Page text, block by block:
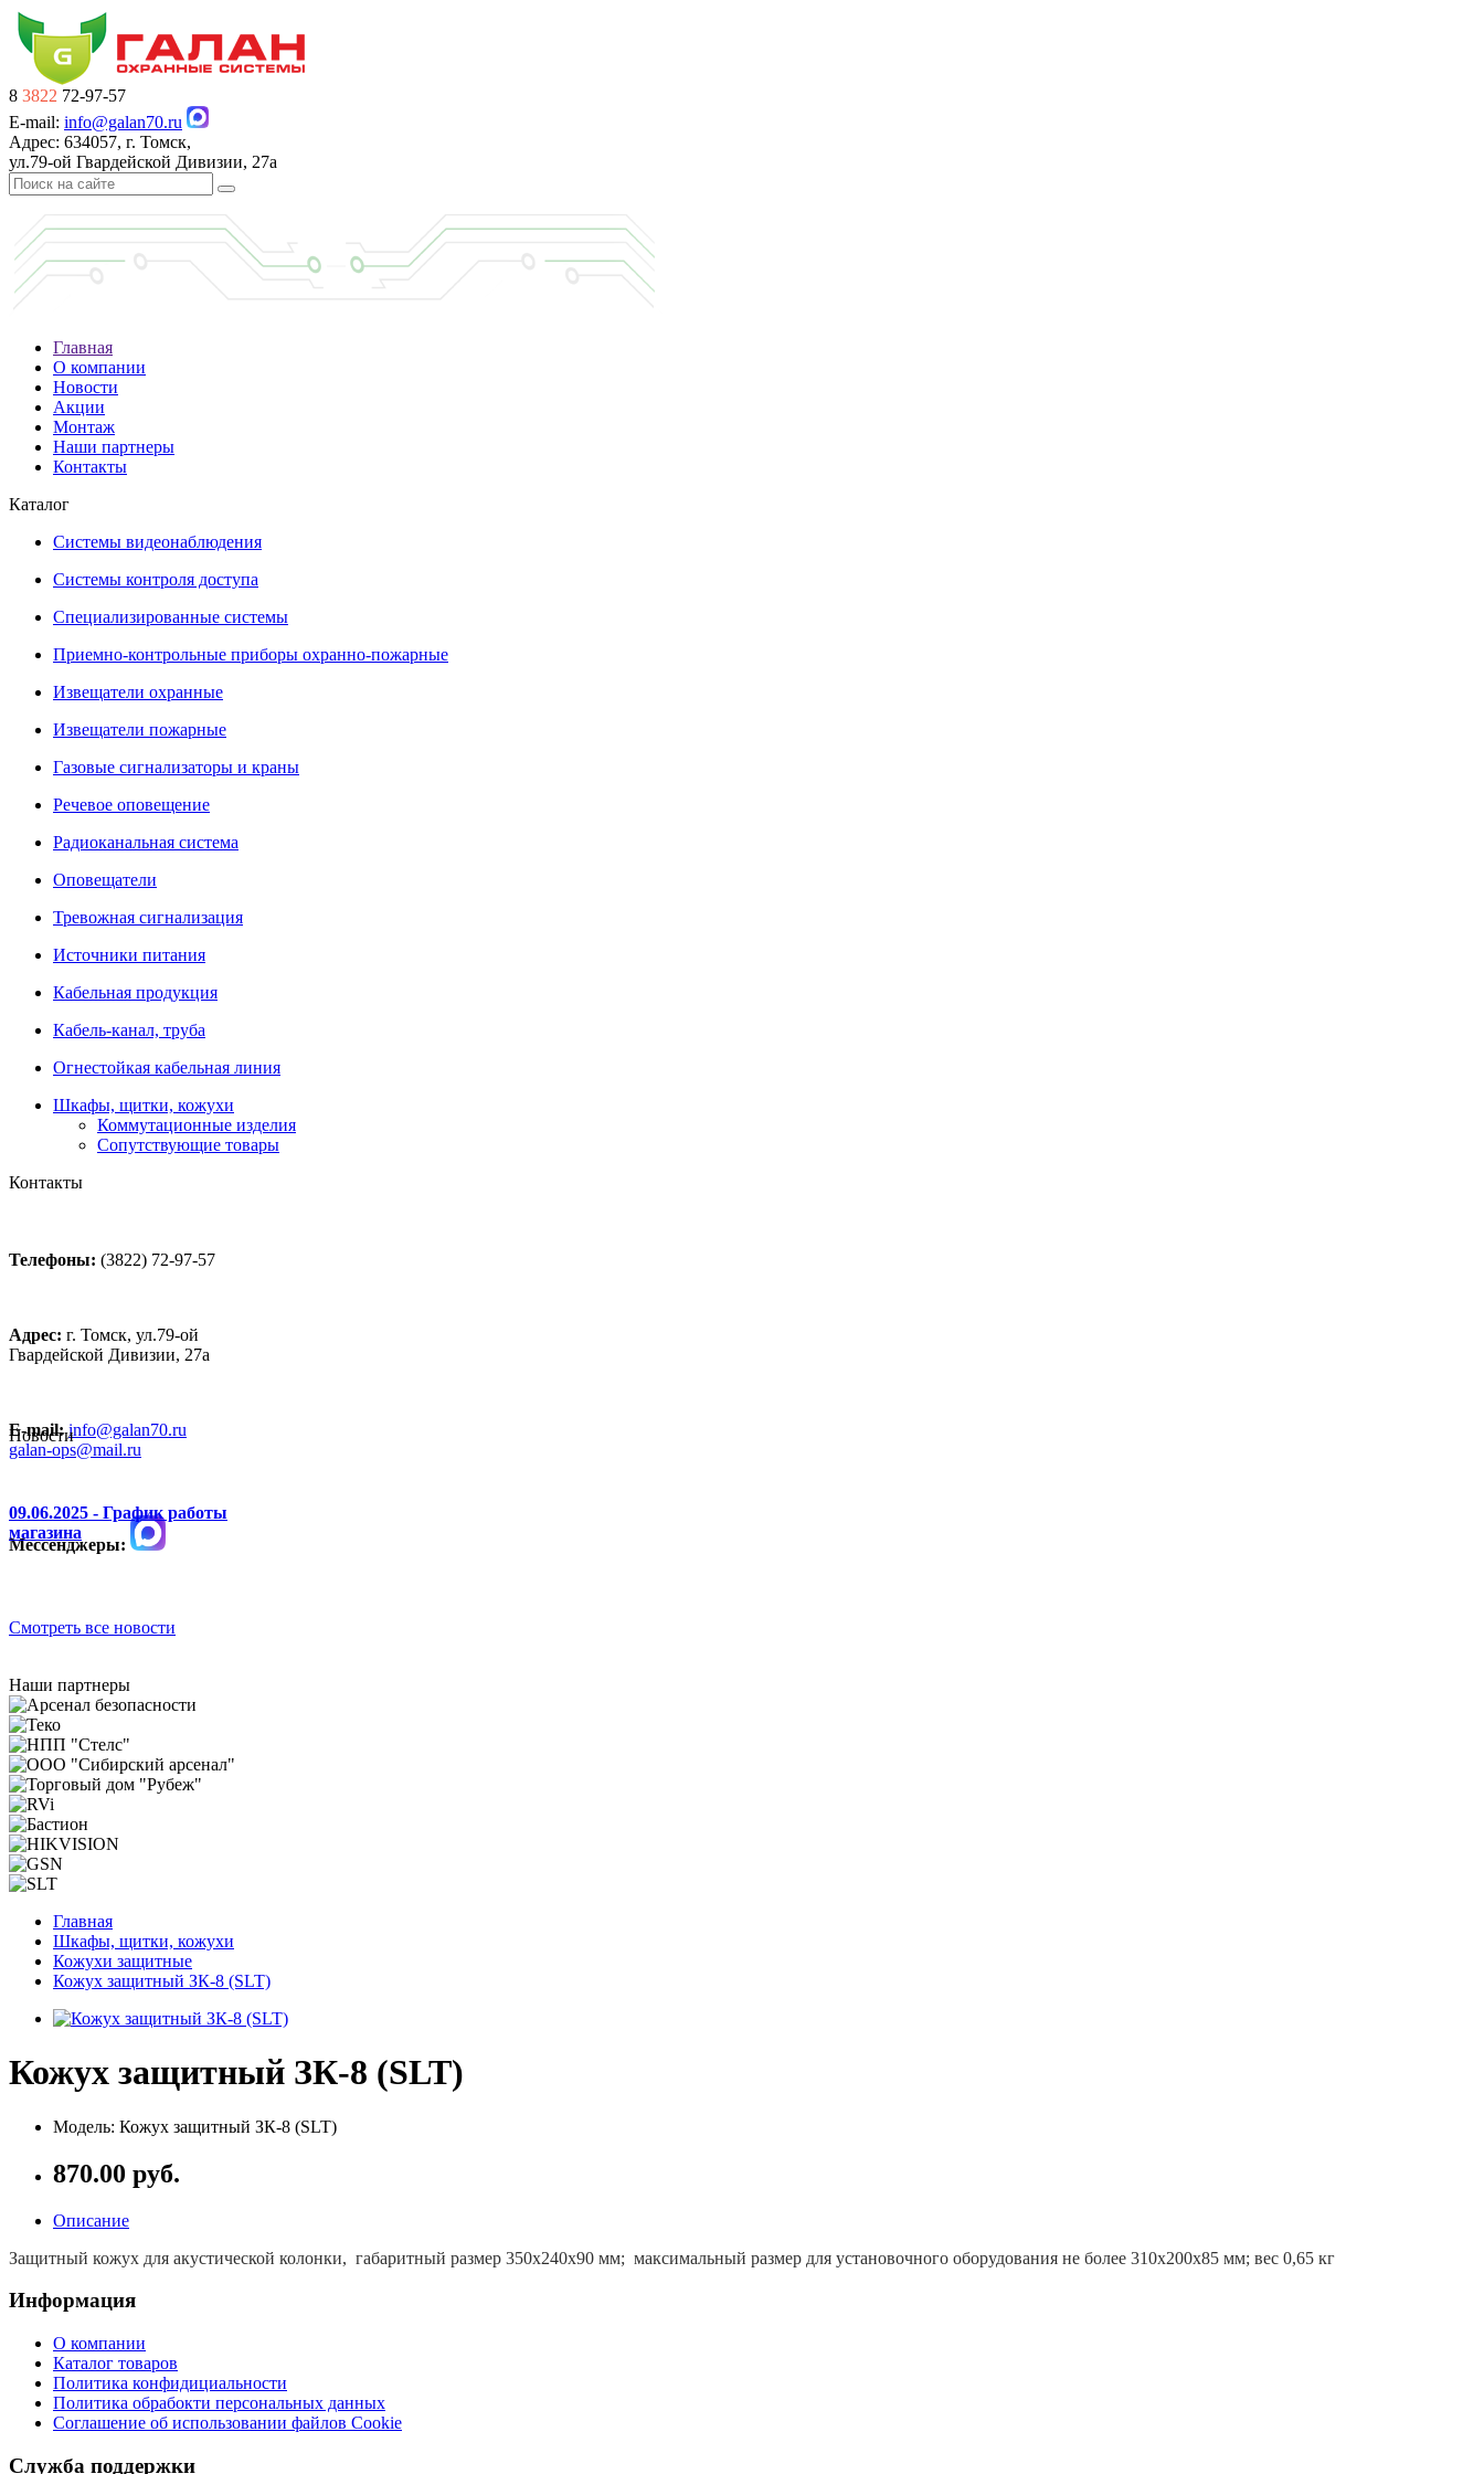
8 3822 72-97-57
E-mail: info@galan70.ru
Адрес: 634057, г. Томск,
ул.79-ой Гвардейской Дивизии, 27а
Главная
О компании
Новости
Акции
Монтаж
Наши партнеры
Контакты
Каталог
Системы видеонаблюдения
Системы контроля доступа
Специализированные системы
Приемно-контрольные приборы охранно-пожарные
Извещатели охранные
Извещатели пожарные
Газовые сигнализаторы и краны
Речевое оповещение
Радиоканальная система
Оповещатели
Тревожная сигнализация
Источники питания
Кабельная продукция
Кабель-канал, труба
Огнестойкая кабельная линия
Шкафы, щитки, кожухи
Коммутационные изделия
Сопутствующие товары
Контакты
Телефоны: (3822) 72-97-57
Адрес: г. Томск, ул.79-ой
Гвардейской Дивизии, 27а
E-mail: info@galan70.ru
galan-ops@mail.ru
Мессенджеры:
Новости
09.06.2025 - График работы
магазина
Смотреть все новости
Наши партнеры
Главная
Шкафы, щитки, кожухи
Кожухи защитные
Кожух защитный ЗК-8 (SLT)
Кожух защитный ЗК-8 (SLT)
Модель: Кожух защитный ЗК-8 (SLT)
870.00 руб.
Описание
Защитный кожух для акустической колонки, габаритный размер 350х240х90 мм; максимальный размер для установочного оборудования не более 310х200х85 мм; вес 0,65 кг
Информация
О компании
Каталог товаров
Политика конфидициальности
Политика обрабокти персональных данных
Соглашение об использовании файлов Cookie
Служба поддержки